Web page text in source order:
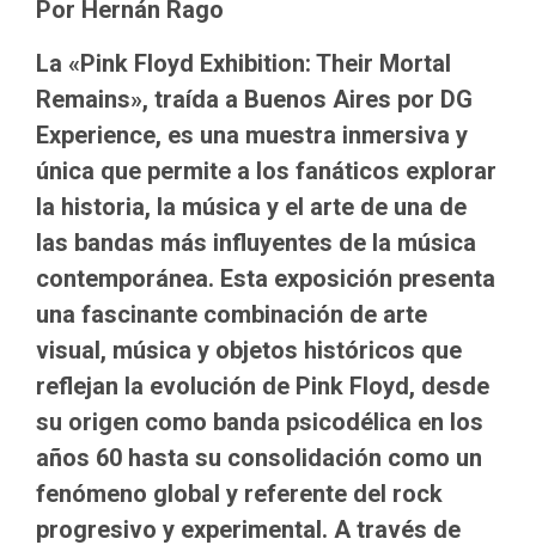
Por Hernán Rago
La «Pink Floyd Exhibition: Their Mortal
Remains», traída a Buenos Aires por DG
Experience, es una muestra inmersiva y
única que permite a los fanáticos explorar
la historia, la música y el arte de una de
las bandas más influyentes de la música
contemporánea. Esta exposición presenta
una fascinante combinación de arte
visual, música y objetos históricos que
reflejan la evolución de Pink Floyd, desde
su origen como banda psicodélica en los
años 60 hasta su consolidación como un
fenómeno global y referente del rock
progresivo y experimental. A través de